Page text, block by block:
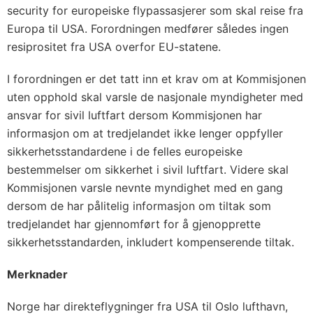
security for europeiske flypassasjerer som skal reise fra
Europa til USA. Forordningen medfører således ingen
resiprositet fra USA overfor EU-statene.
I forordningen er det tatt inn et krav om at Kommisjonen
uten opphold skal varsle de nasjonale myndigheter med
ansvar for sivil luftfart dersom Kommisjonen har
informasjon om at tredjelandet ikke lenger oppfyller
sikkerhetsstandardene i de felles europeiske
bestemmelser om sikkerhet i sivil luftfart. Videre skal
Kommisjonen varsle nevnte myndighet med en gang
dersom de har pålitelig informasjon om tiltak som
tredjelandet har gjennomført for å gjenopprette
sikkerhetsstandarden, inkludert kompenserende tiltak.
Merknader
Norge har direkteflygninger fra USA til Oslo lufthavn,